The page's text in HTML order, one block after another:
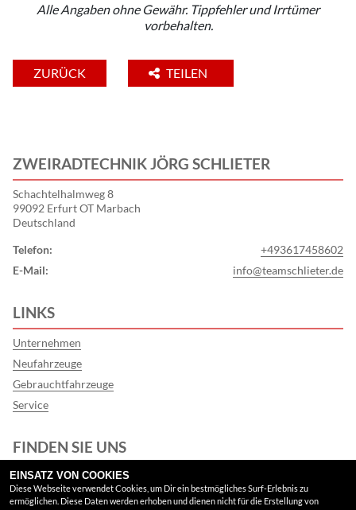
Alle Angaben ohne Gewähr. Tippfehler und Irrtümer
vorbehalten.
ZURÜCK TEILEN
ZWEIRADTECHNIK JÖRG SCHLIETER
Schachtelhalmweg 8
99092 Erfurt OT Marbach
Deutschland
Telefon:
+493617458602
E-Mail:
info@teamschlieter.de
LINKS
Unternehmen
Neufahrzeuge
Gebrauchtfahrzeuge
Service
FINDEN SIE UNS
Instagram
Google Maps
EINSATZ VON COOKIES
Diese Webseite verwendet Cookies, um Dir ein bestmögliches Surf-Erlebnis zu
ermöglichen. Diese Daten werden erhoben und dienen nicht für die Erstellung von